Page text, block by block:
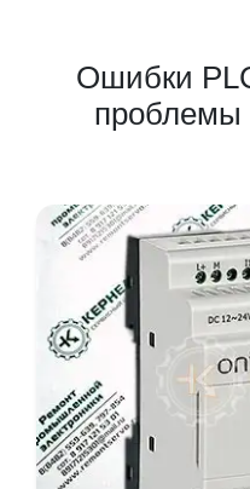
Ошибки
проблемы